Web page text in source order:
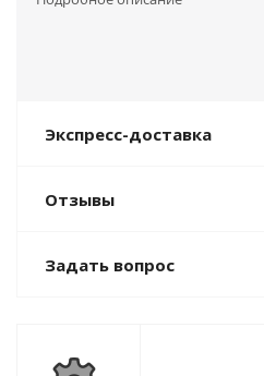
Экспресс-доставка
Отзывы
Задать вопрос